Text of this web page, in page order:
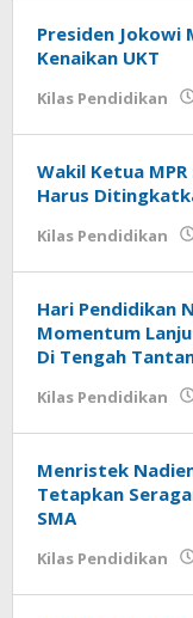
Presiden Jokowi
Kenaikan UKT
Kilas Pendidikan
Wakil Ketua
Harus
Kilas Pendidikan
Hari Pendidikan
Momentum
Di Tengah
Kilas Pendidikan
Menristek
Tetapkan
SMA
Kilas Pendidikan